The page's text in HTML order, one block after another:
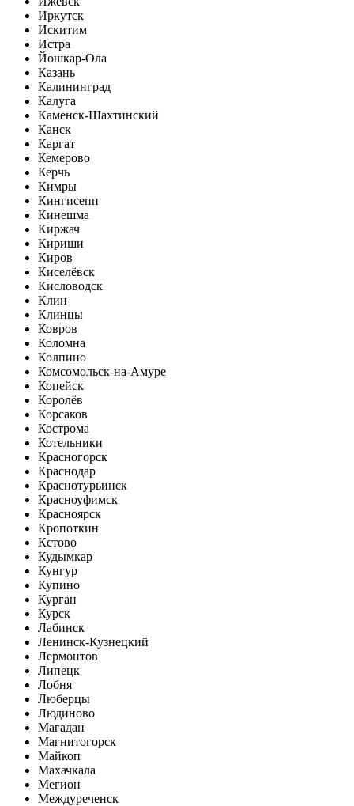
Иркутск
Искитим
Истра
Йошкар-Ола
Казань
Калининград
Калуга
Каменск-Шахтинский
Канск
Каргат
Кемерово
Керчь
Кимры
Кингисепп
Кинешма
Киржач
Кириши
Киров
Киселёвск
Кисловодск
Клин
Клинцы
Ковров
Коломна
Колпино
Комсомольск-на-Амуре
Копейск
Королёв
Корсаков
Кострома
Котельники
Красногорск
Краснодар
Краснотурьинск
Красноуфимск
Красноярск
Кропоткин
Кстово
Кудымкар
Кунгур
Купино
Курган
Курск
Лабинск
Ленинск-Кузнецкий
Лермонтов
Липецк
Лобня
Люберцы
Людиново
Магадан
Магнитогорск
Майкоп
Махачкала
Мегион
Междуреченск